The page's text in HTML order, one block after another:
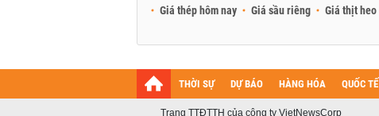
Giá thép hôm nay
Giá sầu riêng Giá thịt heo
THỜI SỰ DỰ BÁO HÀNG HÓA QUỐC TẾ
Trang TTĐTTH của công ty VietNewsCorp